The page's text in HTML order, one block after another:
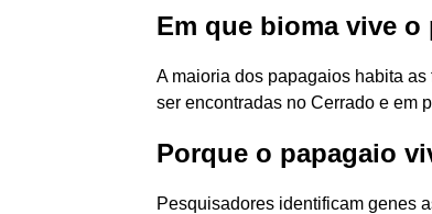
Em que bioma vive o
A maioria dos papagaios habita
ser encontradas no Cerrado e em
Porque o papagaio
Pesquisadores identificam genes